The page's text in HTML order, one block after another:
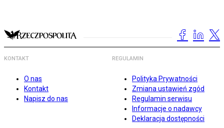
KONTAKT
O nas
Kontakt
Napisz do nas
REGULAMIN
Polityka Prywatności
Zmiana ustawień zgód
Regulamin serwisu
Informacje o nadawcy
Deklaracja dostępności